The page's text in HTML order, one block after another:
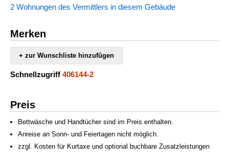
2 Wohnungen des Vermittlers in diesem Gebäude
Merken
+ zur Wunschliste hinzufügen
Schnellzugriff 406144-2
Preis
Bettwäsche und Handtücher sind im Preis enthalten.
Anreise an Sonn- und Feiertagen nicht möglich.
zzgl. Kosten für Kurtaxe und optional buchbare Zusatzleistungen